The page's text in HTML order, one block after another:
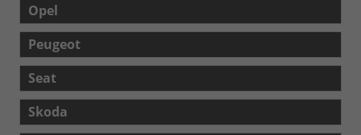
Opel
Peugeot
Seat
Skoda